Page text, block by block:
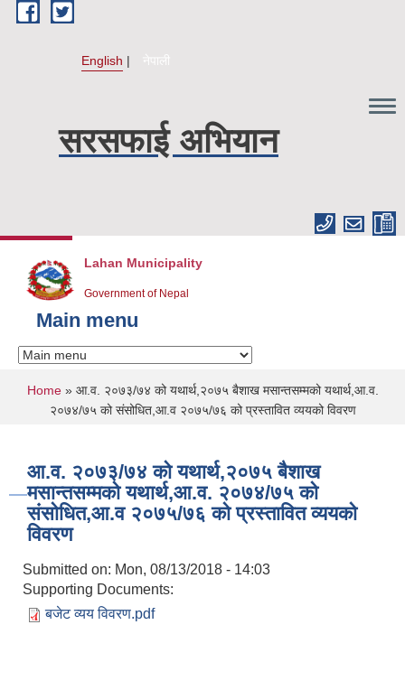
Skip to main content
English नेपाली
सरसफाई अभियान
Lahan Municipality
Government of Nepal
Main menu
You are here
Home» आ.व. २०७३/७४ को यथार्थ,२०७५ बैशाख मसान्तसम्मको यथार्थ,आ.व.
२०७४/७५ को संसोधित,आ.व २०७५/७६ को प्रस्तावित व्ययको विवरण
आ.व. २०७३/७४ को यथार्थ,२०७५ बैशाख
मसान्तसम्मको यथार्थ,आ.व. २०७४/७५ को
संसोधित,आ.व २०७५/७६ को प्रस्तावित व्ययको
विवरण
Submitted on: Mon, 08/13/2018 - 14:03
Supporting Documents:
बजेट व्यय विवरण.pdf